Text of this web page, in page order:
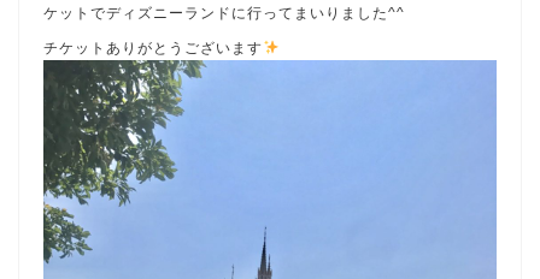
ケットでディズニーランドに行ってまいりました^^
チケットありがとうございます